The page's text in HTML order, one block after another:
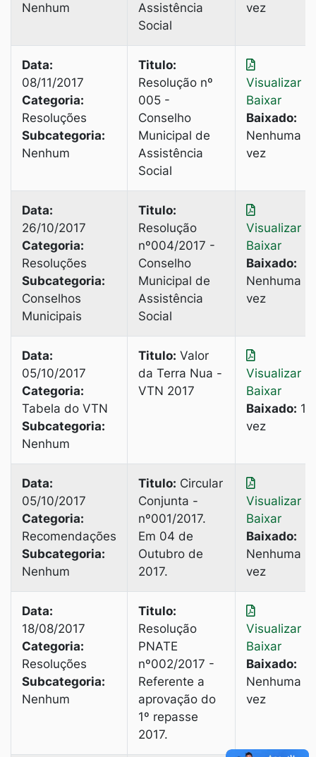
Nenhum
Assistência
Social
vez
Data:
08/11/2017
Categoria:
Resoluções
Subcategoria:
Nenhum
Titulo:
Resolução nº
005 -
Conselho
Municipal de
Assistência
Social
Visualizar
Baixar
Baixado:
Nenhuma
vez
Data:
26/10/2017
Categoria:
Resoluções
Subcategoria:
Conselhos
Municipais
Titulo:
Resolução
nº004/2017 -
Conselho
Municipal de
Assistência
Social
Visualizar
Baixar
Baixado:
Nenhuma
vez
Data:
05/10/2017
Categoria:
Tabela do VTN
Subcategoria:
Nenhum
Titulo: Valor
da Terra Nua -
VTN 2017
Visualizar
Baixar
Baixado: 1
vez
Data:
05/10/2017
Categoria:
Recomendações
Subcategoria:
Nenhum
Titulo: Circular
Conjunta -
nº001/2017.
Em 04 de
Outubro de
2017.
Visualizar
Baixar
Baixado:
Nenhuma
vez
Data:
18/08/2017
Categoria:
Resoluções
Subcategoria:
Nenhum
Titulo:
Resolução
PNATE
nº002/2017 -
Referente a
aprovação do
1º repasse
2017.
Visualizar
Baixar
Baixado:
Nenhuma
vez